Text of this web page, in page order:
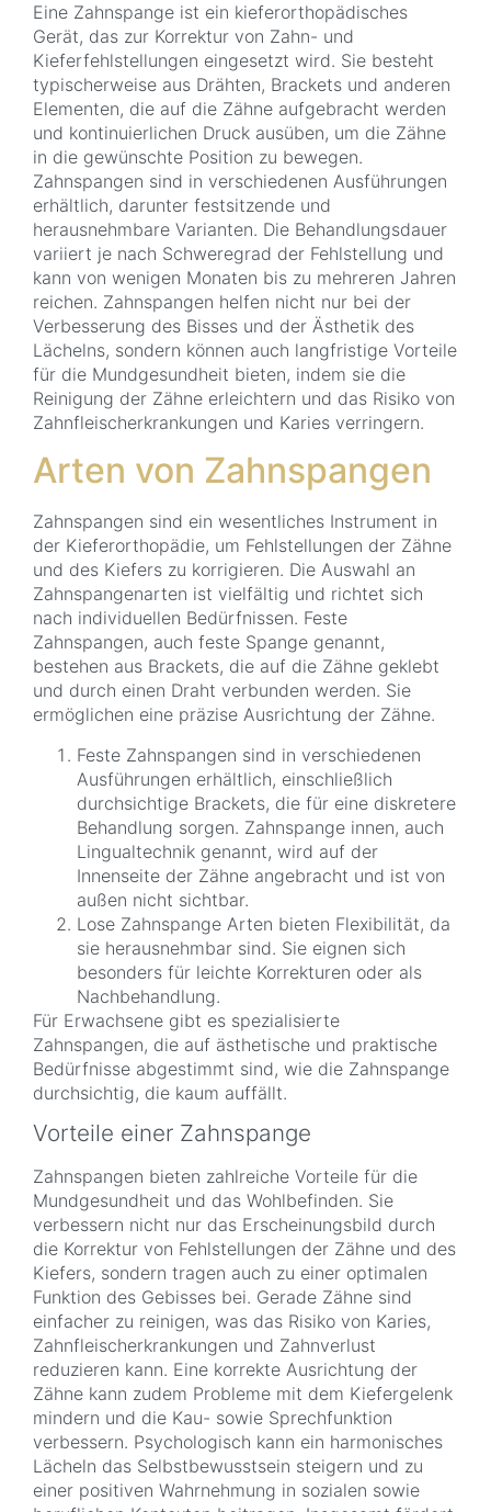
Eine Zahnspange ist ein kieferorthopädisches
Gerät, das zur Korrektur von Zahn- und
Kieferfehlstellungen eingesetzt wird. Sie besteht
typischerweise aus Drähten, Brackets und anderen
Elementen, die auf die Zähne aufgebracht werden
und kontinuierlichen Druck ausüben, um die Zähne
in die gewünschte Position zu bewegen.
Zahnspangen sind in verschiedenen Ausführungen
erhältlich, darunter festsitzende und
herausnehmbare Varianten. Die Behandlungsdauer
variiert je nach Schweregrad der Fehlstellung und
kann von wenigen Monaten bis zu mehreren Jahren
reichen. Zahnspangen helfen nicht nur bei der
Verbesserung des Bisses und der Ästhetik des
Lächelns, sondern können auch langfristige Vorteile
für die Mundgesundheit bieten, indem sie die
Reinigung der Zähne erleichtern und das Risiko von
Zahnfleischerkrankungen und Karies verringern.
Arten von Zahnspangen
Zahnspangen sind ein wesentliches Instrument in
der Kieferorthopädie, um Fehlstellungen der Zähne
und des Kiefers zu korrigieren. Die Auswahl an
Zahnspangenarten ist vielfältig und richtet sich
nach individuellen Bedürfnissen. Feste
Zahnspangen, auch feste Spange genannt,
bestehen aus Brackets, die auf die Zähne geklebt
und durch einen Draht verbunden werden. Sie
ermöglichen eine präzise Ausrichtung der Zähne.
Feste Zahnspangen sind in verschiedenen
Ausführungen erhältlich, einschließlich
durchsichtige Brackets, die für eine diskretere
Behandlung sorgen. Zahnspange innen, auch
Lingualtechnik genannt, wird auf der
Innenseite der Zähne angebracht und ist von
außen nicht sichtbar.
Lose Zahnspange Arten bieten Flexibilität, da
sie herausnehmbar sind. Sie eignen sich
besonders für leichte Korrekturen oder als
Nachbehandlung.
Für Erwachsene gibt es spezialisierte
Zahnspangen, die auf ästhetische und praktische
Bedürfnisse abgestimmt sind, wie die Zahnspange
durchsichtig, die kaum auffällt.
Vorteile einer Zahnspange
Zahnspangen bieten zahlreiche Vorteile für die
Mundgesundheit und das Wohlbefinden. Sie
verbessern nicht nur das Erscheinungsbild durch
die Korrektur von Fehlstellungen der Zähne und des
Kiefers, sondern tragen auch zu einer optimalen
Funktion des Gebisses bei. Gerade Zähne sind
einfacher zu reinigen, was das Risiko von Karies,
Zahnfleischerkrankungen und Zahnverlust
reduzieren kann. Eine korrekte Ausrichtung der
Zähne kann zudem Probleme mit dem Kiefergelenk
mindern und die Kau- sowie Sprechfunktion
verbessern. Psychologisch kann ein harmonisches
Lächeln das Selbstbewusstsein steigern und zu
einer positiven Wahrnehmung in sozialen sowie